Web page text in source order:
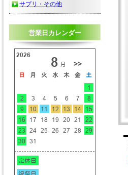
サプリ・その他
営業日カレンダー